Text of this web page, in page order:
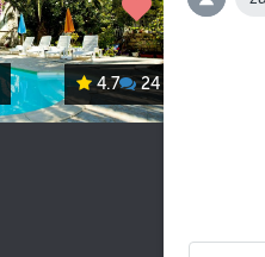
4.7 24